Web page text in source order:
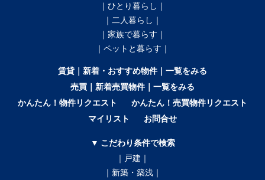
｜ひとり暮らし｜
｜二人暮らし｜
｜家族で暮らす｜
｜ペットと暮らす｜
賃貸｜新着・おすすめ物件｜一覧をみる
売買｜新着売買物件｜一覧をみる
かんたん！物件リクエスト
かんたん！売買物件リクエスト
マイリスト
お問合せ
▼ こだわり条件で検索
｜戸建｜
｜新築・築浅｜